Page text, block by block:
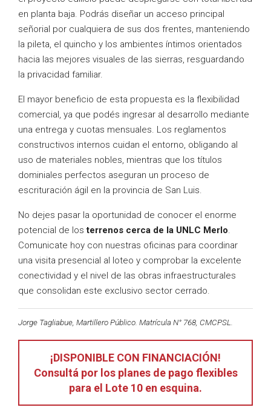
en planta baja. Podrás diseñar un acceso principal
señorial por cualquiera de sus dos frentes, manteniendo
la pileta, el quincho y los ambientes íntimos orientados
hacia las mejores visuales de las sierras, resguardando
la privacidad familiar.
El mayor beneficio de esta propuesta es la flexibilidad
comercial, ya que podés ingresar al desarrollo mediante
una entrega y cuotas mensuales. Los reglamentos
constructivos internos cuidan el entorno, obligando al
uso de materiales nobles, mientras que los títulos
dominiales perfectos aseguran un proceso de
escrituración ágil en la provincia de San Luis.
No dejes pasar la oportunidad de conocer el enorme
potencial de losterrenos cerca de la UNLC Merlo.
Comunicate hoy con nuestras oficinas para coordinar
una visita presencial al loteo y comprobar la excelente
conectividad y el nivel de las obras infraestructurales
que consolidan este exclusivo sector cerrado.
Jorge Tagliabue, Martillero Público. Matrícula N° 768, CMCPSL.
¡DISPONIBLE CON FINANCIACIÓN!
Consultá por los planes de pago flexibles
para el Lote 10 en esquina.